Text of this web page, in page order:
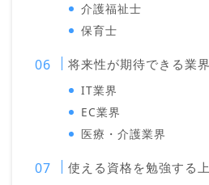
介護福祉士
保育士
将来性が期待できる業界
IT業界
EC業界
医療・介護業界
使える資格を勉強する